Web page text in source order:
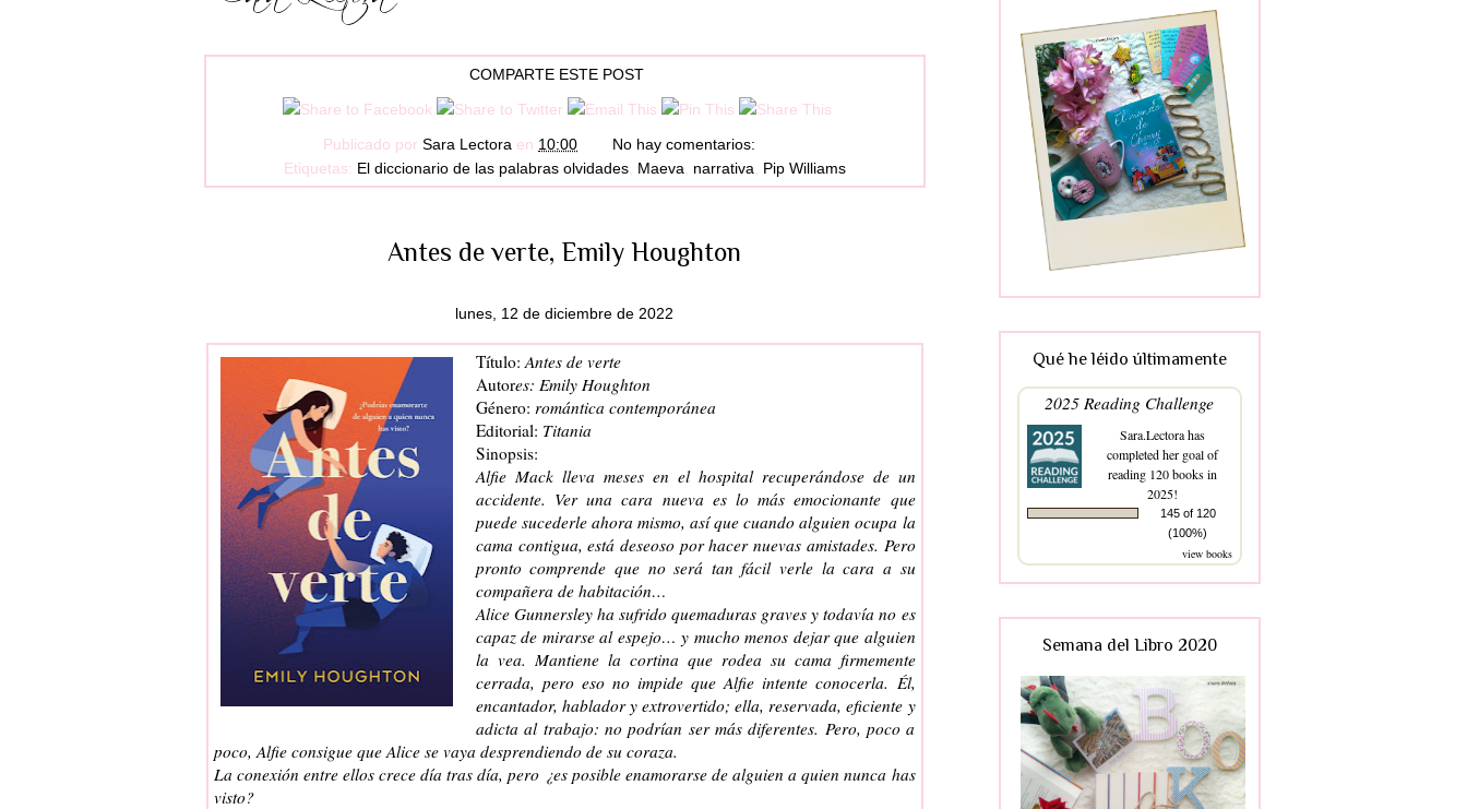
COMPARTE ESTE POST
Publicado por Sara Lectora en 10:00
No hay comentarios:
Etiquetas: El diccionario de las palabras olvidades, Maeva narrativa Pip Williams
Antes de verte, Emily Houghton
lunes, 12 de diciembre de 2022
Título: Antes de verte
Autores: Emily Houghton
Género: romántica contemporánea
Editorial: Titania
Sinopsis:
Alfie Mack lleva meses en el hospital recuperándose de un
accidente. Ver una cara nueva es lo más emocionante que
puede sucederle ahora mismo, así que cuando alguien ocupa la
cama contigua, está deseoso por hacer nuevas amistades. Pero
pronto comprende que no será tan fácil verle la cara a su
compañera de habitación…
Alice Gunnersley ha sufrido quemaduras graves y todavía no es
capaz de mirarse al espejo… y mucho menos dejar que alguien
la vea. Mantiene la cortina que rodea su cama firmemente
cerrada, pero eso no impide que Alfie intente conocerla. Él,
encantador, hablador y extrovertido; ella, reservada, eficiente y
adicta al trabajo: no podrían ser más diferentes. Pero, poco a
poco, Alfie consigue que Alice se vaya desprendiendo de su coraza.
La conexión entre ellos crece día tras día, pero ¿es posible enamorarse de alguien a quien nunca has
visto?
Qué he léido últimamente
2025 Reading Challenge
Sara.Lectorahas
completed her goal of
reading 120 books in
2025!
145 of 120
(100%)
view books
Semana del Libro 2020